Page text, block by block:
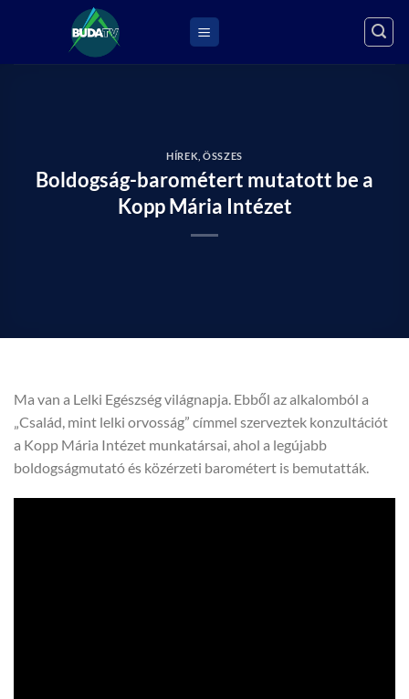
HÍREK ,ÖSSZES
Boldogság-barométert mutatott be a
Kopp Mária Intézet
Ma van a Lelki Egészség világnapja. Ebből az alkalomból a
„Család, mint lelki orvosság” címmel szerveztek konzultációt
a Kopp Mária Intézet munkatársai, ahol a legújabb
boldogságmutató és közérzeti barométert is bemutatták.